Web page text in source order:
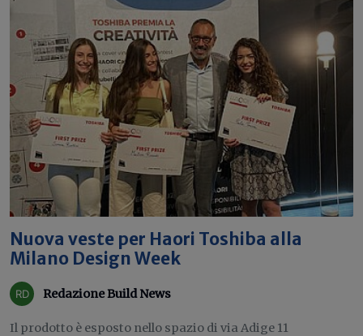
Nuova veste per Haori Toshiba alla
Milano Design Week
Redazione Build News
Il prodotto è esposto nello spazio di via Adige 11